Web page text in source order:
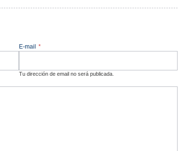
E-mail *
Tu dirección de email no será publicada.